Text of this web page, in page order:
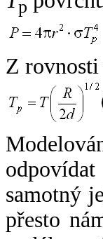
p
Z rovnosti
samotný
přesto